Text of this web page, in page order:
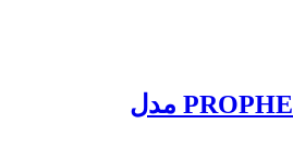
پیراهن مردانه PROPHEUS مدل